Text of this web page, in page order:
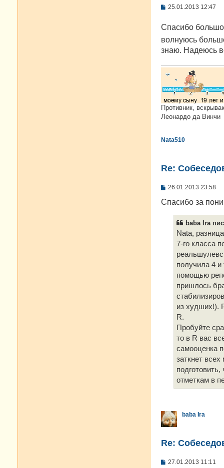
С
б
е
н
25.01.2013 12:47
Спасибо
волнуюсь
знаю. Надеюсь
Противник,
Леонардо да Винчи
Nata510
Re:
С
о
26.01.2013 23:58
Спасибо за
baba Ira
Nata,
7-го класса
получила 4 и
помощью
пришлось
из худших!).
R.
Пробуйте
то в R вас
самооценка
заткнет
отметкам в
baba Ira
Re:
С
27.01.2013 11:11